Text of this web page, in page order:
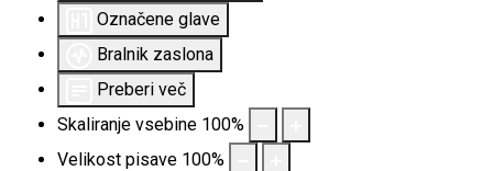
Označene glave
Bralnik zaslona
Preberi več
Skaliranje vsebine 100%
Velikost pisave 100%